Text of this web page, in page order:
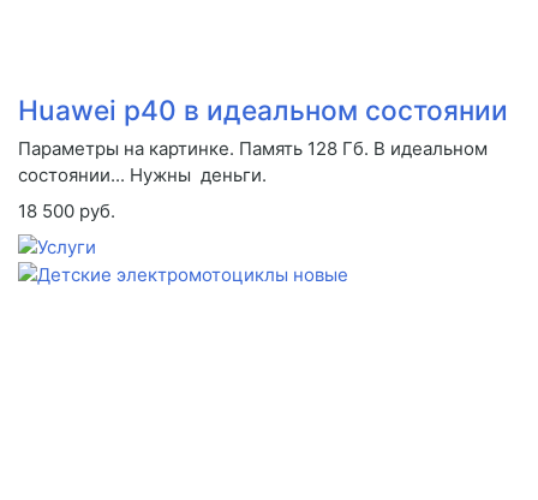
Huawei p40 в идеальном состоянии
Параметры на картинке. Память 128 Гб. В идеальном
состоянии... Нужны деньги.
18 500 руб.